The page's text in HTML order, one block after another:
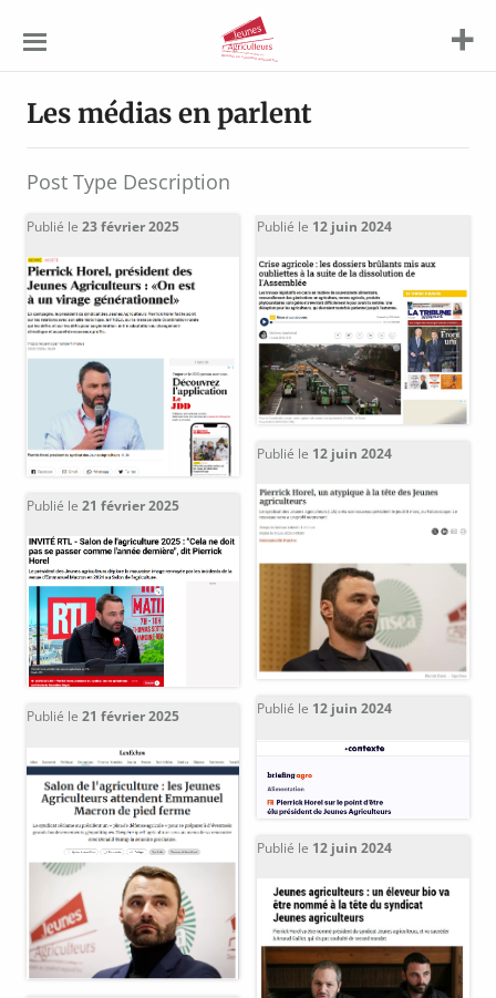
Agriculteurs
Les médias en parlent
Post Type Description
Publié le 23 février 2025
Publié le 21 février 2025
Publié le 21 février 2025
Publié le 12 juin 2024
Publié le 12 juin 2024
Publié le 12 juin 2024
Publié le 12 juin 2024